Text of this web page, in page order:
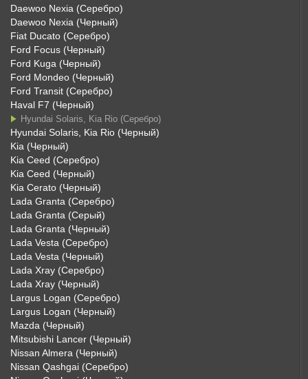
Daewoo Nexia (Серебро)
Daewoo Nexia (Черный)
Fiat Ducato (Серебро)
Ford Focus (Черный)
Ford Kuga (Черный)
Ford Mondeo (Черный)
Ford Transit (Серебро)
Haval F7 (Черный)
Hyundai Solaris, Kia Rio (Серебро)
Hyundai Solaris, Kia Rio (Черный)
Kia (Черный)
Kia Ceed (Серебро)
Kia Ceed (Черный)
Kia Cerato (Черный)
Lada Granta (Серебро)
Lada Granta (Серый)
Lada Granta (Черный)
Lada Vesta (Серебро)
Lada Vesta (Черный)
Lada Xray (Серебро)
Lada Xray (Черный)
Largus Logan (Серебро)
Largus Logan (Черный)
Mazda (Черный)
Mitsubishi Lancer (Черный)
Nissan Almera (Черный)
Nissan Qashgai (Серебро)